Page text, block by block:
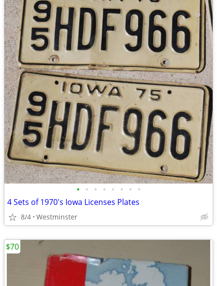
• • • • • • • •
4 Sets of 1970's Iowa Licenses Plates
8/4 Westminster
$70